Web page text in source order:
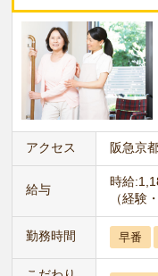
アクセス 阪急京
給与
時給
（経験
勤務時間 早番